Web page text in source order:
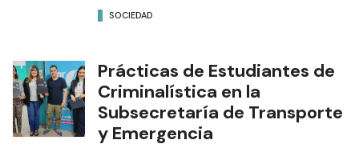
SOCIEDAD
Prácticas de Estudiantes de
Criminalística en la
Subsecretaría de Transporte
y Emergencia